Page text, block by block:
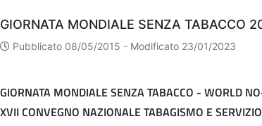
Eventi
GIORNATA MONDIALE SENZA TABACCO
Pubblicato 08/05/2015 - Modificato 23/01/2023
GIORNATA MONDIALE SENZA TABACCO - WORLD
XVII CONVEGNO NAZIONALE TABAGISMO E